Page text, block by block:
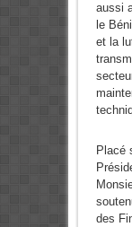
aussi
le
et la
Placé
des